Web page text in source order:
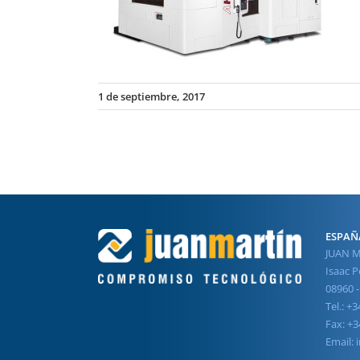
1 de septiembre, 2017
JUAN
Isaac
08960
Tel.:
Fax:
Email: